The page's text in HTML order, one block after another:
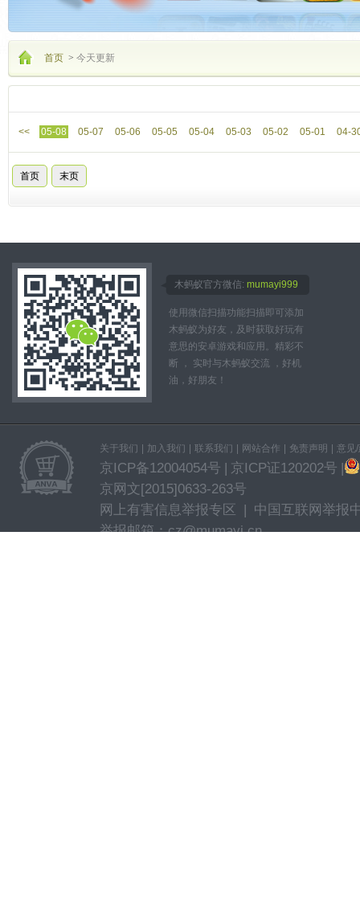
首页 > 今天更新
<< 05-08 05-07 05-06 05-05 05-04 05-03 05-02 05-01 04-
首页 末页
木蚂蚁官方微信: mumayi999
使用微信扫描功能扫描即可添加
木蚂蚁为好友，及时获取好玩有
意思的安卓游戏和应用。精彩不
断 ， 实时与木蚂蚁交流 ，好机
油，好朋友！
关于我们 加入我们 联系我们 网站合作 免责声明 意见
京ICP备12004054号 | 京ICP证120202号 |
京网文[2015]0633-263号
网上有害信息举报专区 | 中国互联网举报
举报邮箱：cz@mumayi.cn